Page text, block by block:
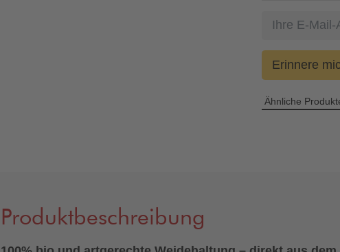
Erinnere
Ähnliche
Produktbeschreibung